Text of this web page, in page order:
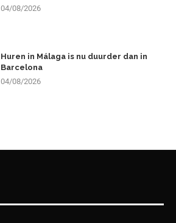
04/08/2026
Huren in Málaga is nu duurder dan in
Barcelona
04/08/2026